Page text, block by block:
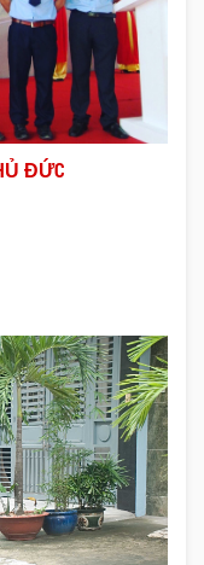
ĐỨC